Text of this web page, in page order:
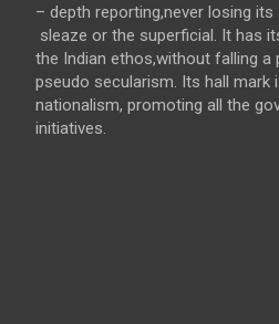
– depth reporting,never losing its
sleaze or the superficial. It has
the Indian ethos,without falling a
pseudo secularism. Its hall mark
nationalism, promoting all the
initiatives.